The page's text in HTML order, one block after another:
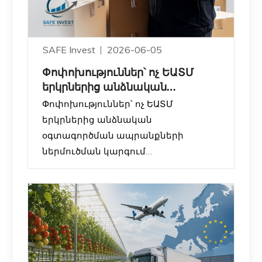
SAFE Invest 2026-06-05
Փոփոխություններ՝ ոչ ԵԱՏՄ
երկրներից անձնական
օգտագործման ապրանքների
ներ
Փոփոխություններ՝ ոչ ԵԱՏՄ
երկրներից անձնական
օգտագործման ապրանքների
ներմուծման կարգում
ՀՀ կառավարությունը սահմանել է
նոր կարգավորումներ այն
ֆիզիկական անձանց համար, ովքեր
ոչ ԵԱՏՄ երկրներից (օրինակ՝ ԱՄՆ,
Չինաստան, Եվրոպական երկրներ և